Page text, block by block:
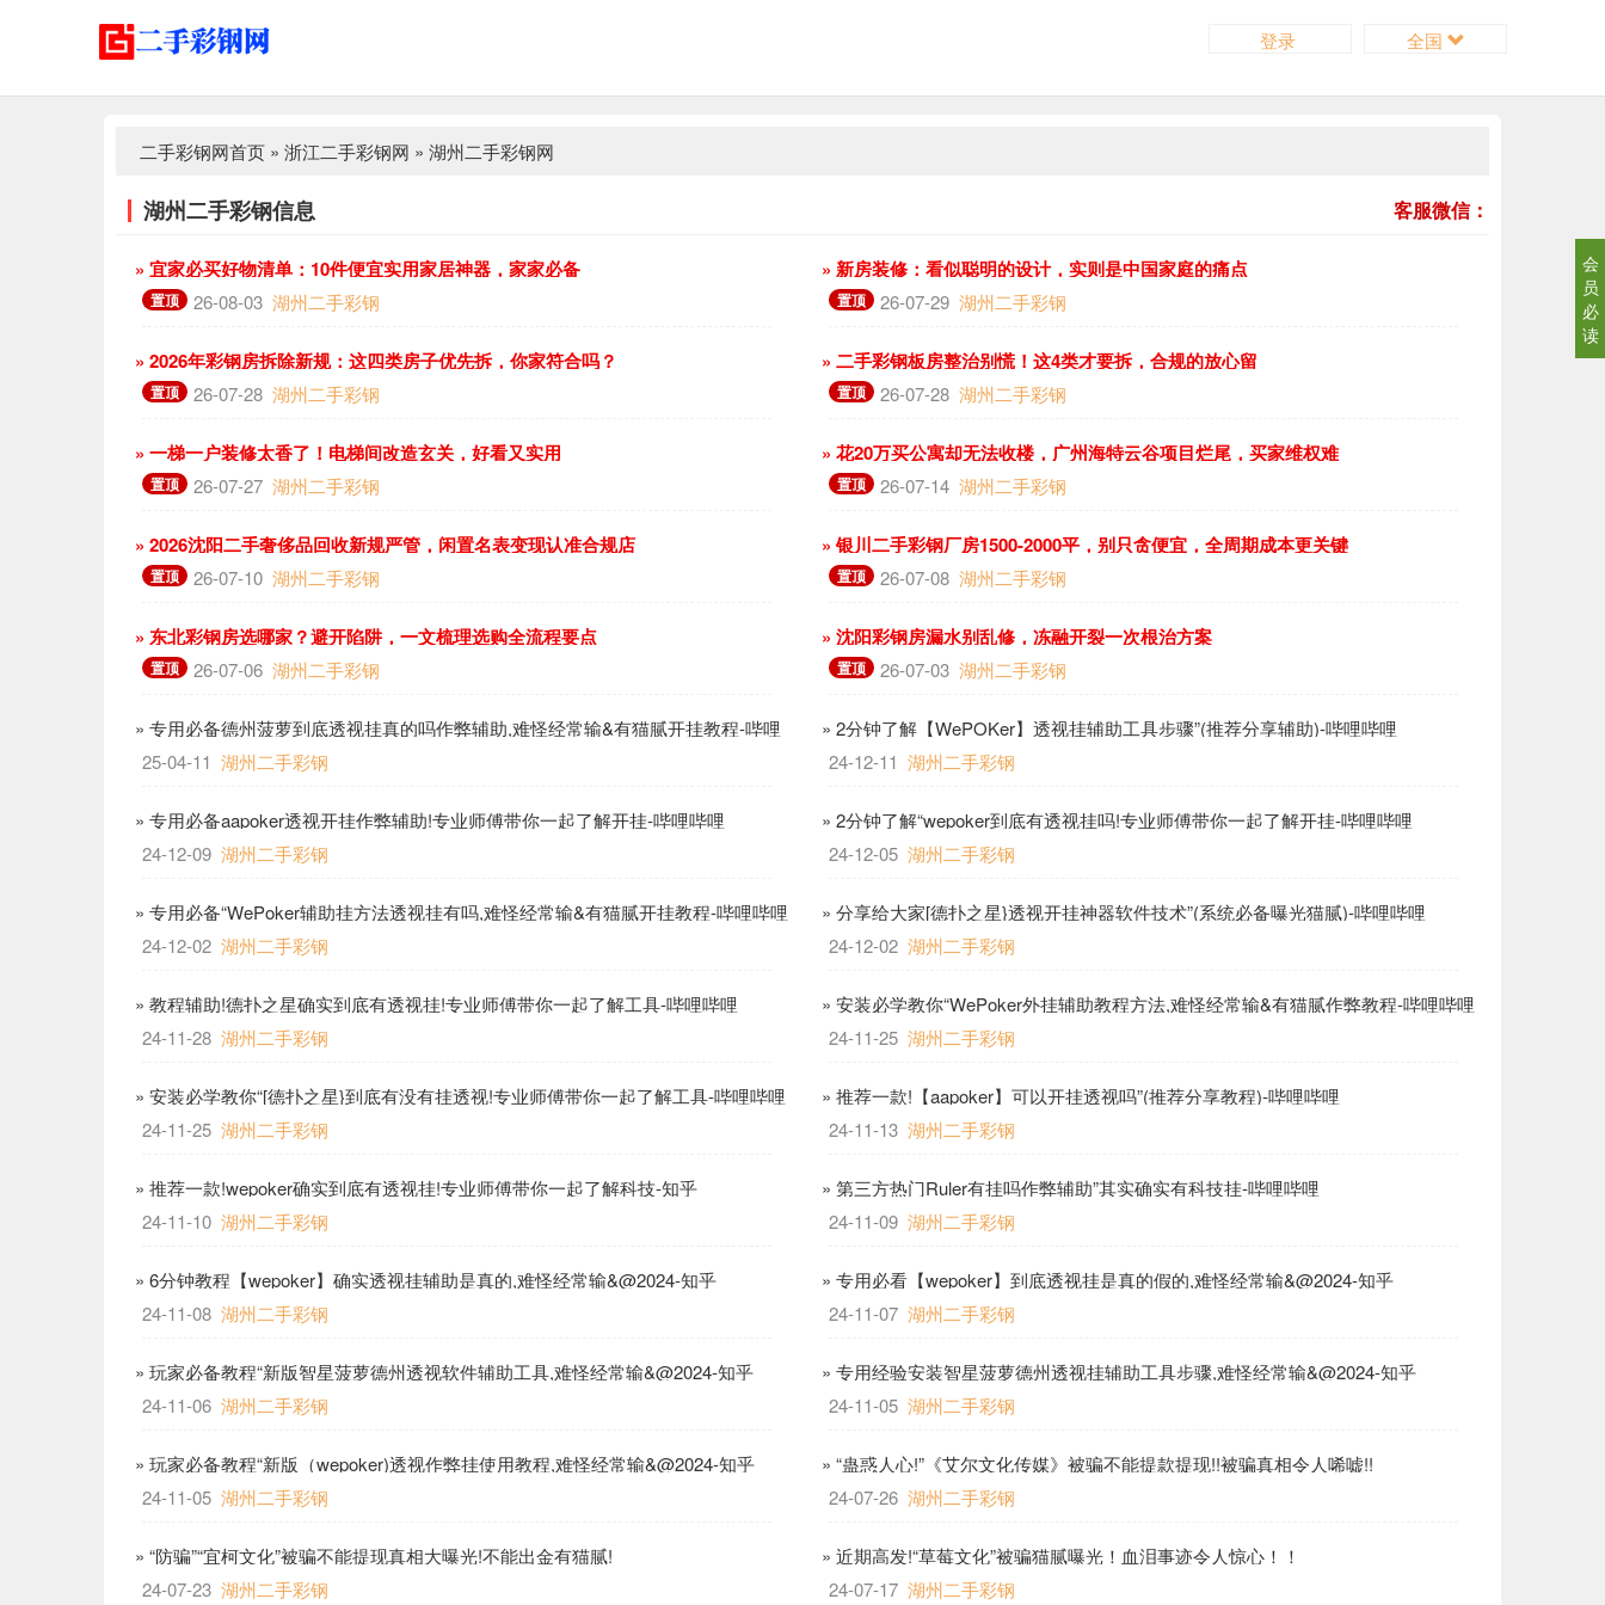
全国
登录
二手彩钢网首页 » 浙江二手彩钢网 » 湖州二手彩钢网
湖州二手彩钢信息 客服微信：
» 宜家必买好物清单：10件便宜实用家居神器，家家必备
置顶 26-08-03 湖州二手彩钢
» 新房装修：看似聪明的设计，实则是中国家庭的痛点
置顶 26-07-29 湖州二手彩钢
» 2026年彩钢房拆除新规：这四类房子优先拆，你家符合吗？
置顶 26-07-28 湖州二手彩钢
» 二手彩钢板房整治别慌！这4类才要拆，合规的放心留
置顶 26-07-28 湖州二手彩钢
» 一梯一户装修太香了！电梯间改造玄关，好看又实用
置顶 26-07-27 湖州二手彩钢
» 花20万买公寓却无法收楼，广州海特云谷项目烂尾，买家维权难
置顶 26-07-14 湖州二手彩钢
» 2026沈阳二手奢侈品回收新规严管，闲置名表变现认准合规店
置顶 26-07-10 湖州二手彩钢
» 银川二手彩钢厂房1500-2000平，别只贪便宜，全周期成本更关键
置顶 26-07-08 湖州二手彩钢
» 东北彩钢房选哪家？避开陷阱，一文梳理选购全流程要点
置顶 26-07-06 湖州二手彩钢
» 沈阳彩钢房漏水别乱修，冻融开裂一次根治方案
置顶 26-07-03 湖州二手彩钢
» 专用必备德州菠萝到底透视挂真的吗作弊辅助,难怪经常输&有猫腻开挂教程-哔哩
25-04-11 湖州二手彩钢
» 2分钟了解【WePOKer】透视挂辅助工具步骤”(推荐分享辅助)-哔哩哔哩
24-12-11 湖州二手彩钢
» 专用必备aapoker透视开挂作弊辅助!专业师傅带你一起了解开挂-哔哩哔哩
24-12-09 湖州二手彩钢
» 2分钟了解“wepoker到底有透视挂吗!专业师傅带你一起了解开挂-哔哩哔哩
24-12-05 湖州二手彩钢
» 专用必备“WePoker辅助挂方法透视挂有吗,难怪经常输&有猫腻开挂教程-哔哩哔哩
24-12-02 湖州二手彩钢
» 分享给大家[德扑之星}透视开挂神器软件技术”(系统必备曝光猫腻)-哔哩哔哩
24-12-02 湖州二手彩钢
» 教程辅助!德扑之星确实到底有透视挂!专业师傅带你一起了解工具-哔哩哔哩
24-11-28 湖州二手彩钢
» 安装必学教你“WePoker外挂辅助教程方法,难怪经常输&有猫腻作弊教程-哔哩哔哩
24-11-25 湖州二手彩钢
» 安装必学教你“[德扑之星}到底有没有挂透视!专业师傅带你一起了解工具-哔哩哔哩
24-11-25 湖州二手彩钢
» 推荐一款!【aapoker】可以开挂透视吗”(推荐分享教程)-哔哩哔哩
24-11-13 湖州二手彩钢
» 推荐一款!wepoker确实到底有透视挂!专业师傅带你一起了解科技-知乎
24-11-10 湖州二手彩钢
» 第三方热门Ruler有挂吗作弊辅助”其实确实有科技挂-哔哩哔哩
24-11-09 湖州二手彩钢
» 6分钟教程【wepoker】确实透视挂辅助是真的,难怪经常输&@2024-知乎
24-11-08 湖州二手彩钢
» 专用必看【wepoker】到底透视挂是真的假的,难怪经常输&@2024-知乎
24-11-07 湖州二手彩钢
» 玩家必备教程“新版智星菠萝德州透视软件辅助工具,难怪经常输&@2024-知乎
24-11-06 湖州二手彩钢
» 专用经验安装智星菠萝德州透视挂辅助工具步骤,难怪经常输&@2024-知乎
24-11-05 湖州二手彩钢
» 玩家必备教程“新版（wepoker)透视作弊挂使用教程,难怪经常输&@2024-知乎
24-11-05 湖州二手彩钢
» “蛊惑人心!”《艾尔文化传媒》被骗不能提款提现!!被骗真相令人唏嘘!!
24-07-26 湖州二手彩钢
» “防骗”“宜柯文化”被骗不能提现真相大曝光!不能出金有猫腻!
24-07-23 湖州二手彩钢
» 近期高发!“草莓文化”被骗猫腻曝光！血泪事迹令人惊心！！
24-07-17 湖州二手彩钢
会
员
必
读